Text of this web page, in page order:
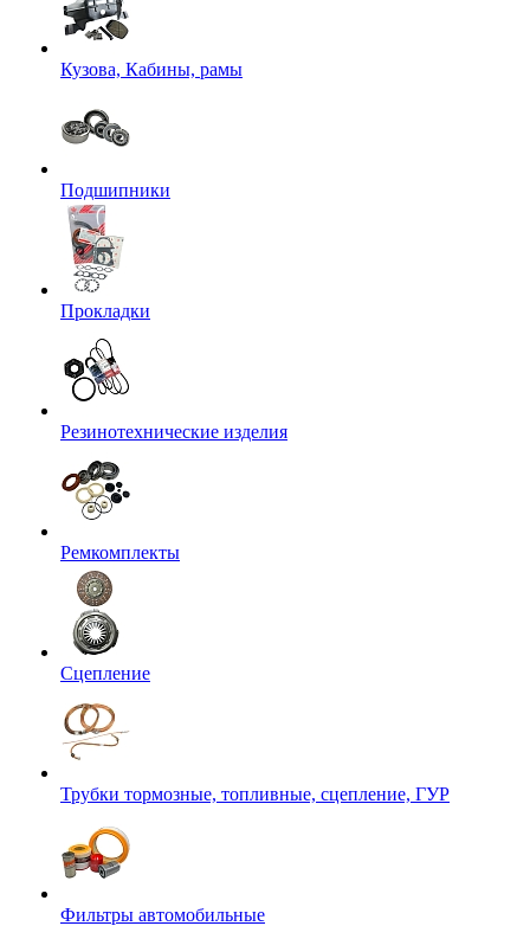
Кузова, Кабины, рамы
Подшипники
Прокладки
Резинотехнические изделия
Ремкомплекты
Сцепление
Трубки тормозные, топливные, сцепление, ГУР
Фильтры автомобильные